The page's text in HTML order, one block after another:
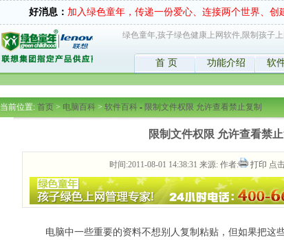
好消息： 加入绿色童年，传递一份爱心、连接两个世界、创
绿色童年,孩子绿色健康上网软件,限制孩子
首 页 功能介绍 软
当前位置: 首页> 电脑百科> 软件百科 - 限制文件权限 允许查看禁止复制
限制文件权限 允许查看禁
时间:2011-08-01 14:38:31 来源: 作者: 打印 点
电脑中一些重要的资料不想别人复制粘贴，但如果把这